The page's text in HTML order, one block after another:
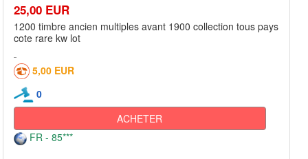
25,00 EUR
1200 timbre ancien multiples avant 1900 collection tous pays
cote rare kw lot
5,00 EUR
0
ACHETER
FR - 85***